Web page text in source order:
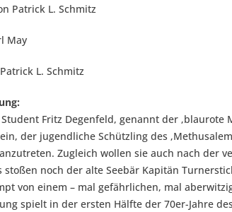
Patrick L. Schmitz
May
Patrick L. Schmitz
Fritz Degenfeld, genannt der
der jugendliche Schützling des
Zugleich wollen sie auch nach der
stoßen noch der alte Seebär Kapitän
von einem – mal gefährlichen, mal
spielt in der ersten Hälfte der 70er-Jahre